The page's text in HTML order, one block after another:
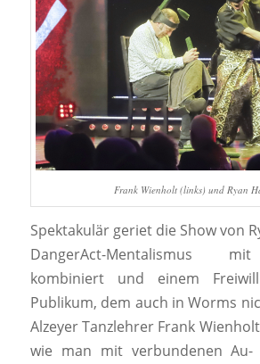
Frank Wienholt (links) und Ryan
Spektakulär geriet die Show von
DangerAct-Mentalismus
kombiniert und einem
Publikum, dem auch in Worms
Alzeyer Tanzlehrer Frank
wie man mit verbundenen